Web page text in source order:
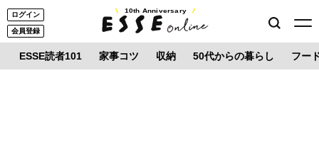
ログイン
会員登録
10th Anniversary
ESSE読者101 家事コツ 収納 50代からの暮らし フー